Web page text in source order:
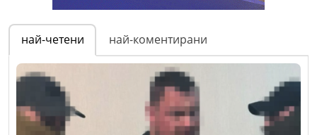
най-четени най-коментирани